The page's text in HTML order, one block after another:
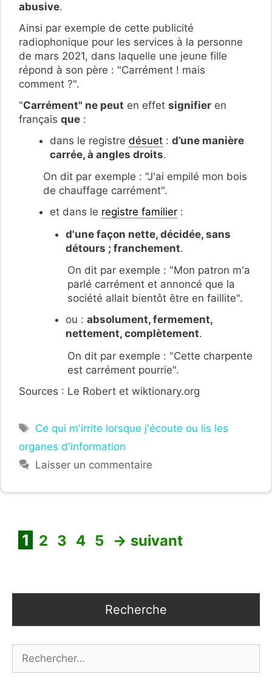
abusive.
Ainsi par exemple de cette publicité
radiophonique pour les services à la personne
de mars 2021, dans laquelle une jeune fille
répond à son père : "Carrément ! mais
comment ?".
"Carrément" ne peut en effet signifier en
français que :
dans le registre désuet : d’une manière
carrée, à angles droits.
On dit par exemple : "J'ai empilé mon bois
de chauffage carrément".
et dans le registre familier :
d'une façon nette, décidée, sans
détours ; franchement.
On dit par exemple : "Mon patron m'a
parlé carrément et annoncé que la
société allait bientôt être en faillite".
ou : absolument, fermement,
nettement, complètement.
On dit par exemple : "Cette charpente
est carrément pourrie".
Sources : Le Robert et wiktionary.org
Étiquettes
Ce qui m'irrite lorsque j'écoute ou lis les
organes d'information
Laisser un commentaire
Page
1 Page
2 Page
3 Page
4 Page
5 → suivant
Recherche